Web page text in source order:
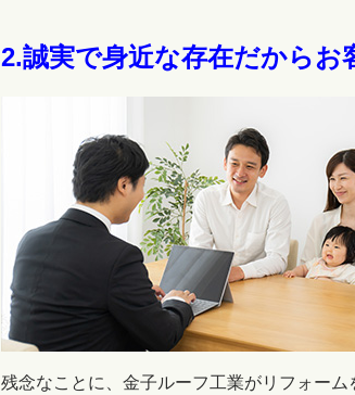
2.誠実で身近な存在だからお
残念なことに、金子ルーフ工業がリフォー